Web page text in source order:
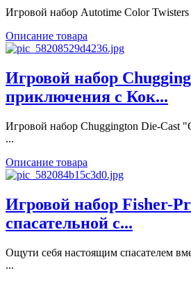
Игровой набор Autotime Color Twisters
Описание товара
Игровой набор
приключения с Кок...
Игровой набор Chuggington Die-Cast
...
Описание товара
Игровой набор Fisher-
спасательной с...
Ощути себя настоящим спасателем
...